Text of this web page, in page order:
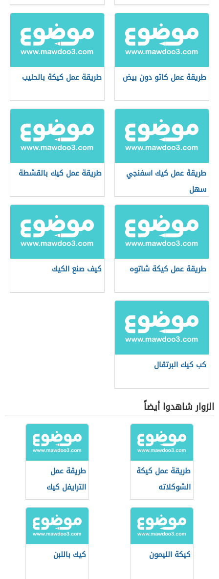
طريقة عمل كاتو دون بيض طريقة عمل كيكة بالحليب
طريقة عمل كيك اسفنجي
سهل
طريقة عمل كيك بالقشطة
طريقة عمل كيكة شاتوه كيف صنع الكيك
كب كيك البرتقال
الزوار شاهدوا أيضاً
طريقة عمل كيكة
الشوكلاته
طريقة عمل
الترايفل كيك
كيكة الليمون كيك باللبن